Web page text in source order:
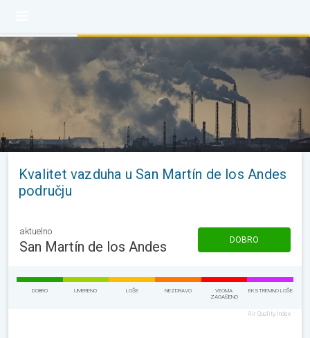
Kvalitet vazduha u San Martín de los Andes
području
aktuelno
San Martín de los Andes DOBRO
DOBRO UMERENO LOŠE NEZDRAVO
VEOMA
ZAGAĐENO
EKSTREMNO LOŠE
Air Quality Index